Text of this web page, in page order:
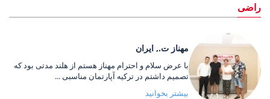
راضی
مهناز ت., ایران
با عرض سلام و احترام مهناز هستم از هلند مدتی بود که
تصمیم داشتم در ترکیه آپارتمان مناسبی ...
بیشتر بخوانید